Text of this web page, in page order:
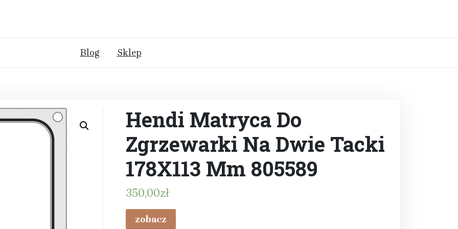
Blog Sklep
Hendi Matryca Do
Zgrzewarki Na Dwie Tacki
178X113 Mm 805589
350,00zł
zobacz